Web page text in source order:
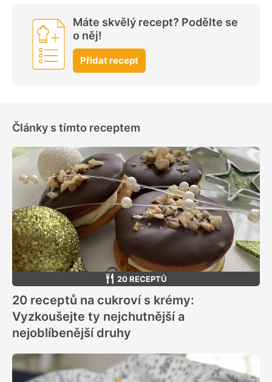
Máte skvělý recept? Podělte se
o něj!
Přidat recept
Články s tímto receptem
20 RECEPTŮ
20 receptů na cukroví s krémy:
Vyzkoušejte ty nejchutnější a
nejoblíbenější druhy